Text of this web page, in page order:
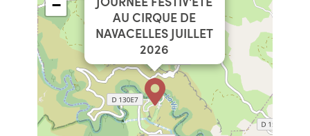
AU CIRQUE DE
NAVACELLES JUILLET
2026
−